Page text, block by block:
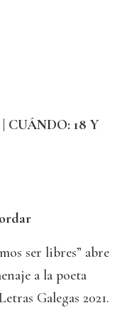
CUÁNDO: 18 Y
ser libres” abre
a la poeta
Galegas 2021.